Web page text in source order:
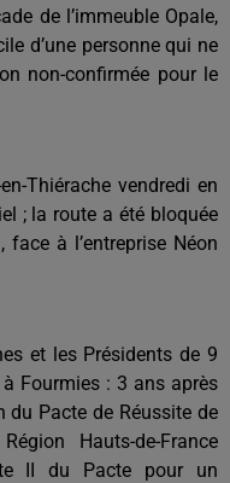
de l’immeuble Opale,
d’une personne qui ne
non-confirmée pour le
Thiérache vendredi en
; la route a été bloquée
à l’entreprise Néon
et les Présidents de 9
Fourmies : 3 ans après
Pacte de Réussite de
Hauts-de-France
II du Pacte pour un